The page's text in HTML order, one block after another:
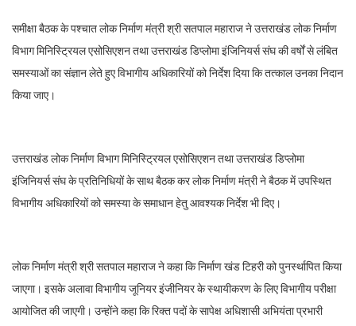
समीक्षा बैठक के पश्चात लोक निर्माण मंत्री श्री सतपाल महाराज ने उत्तराखंड लोक निर्माण
विभाग मिनिस्ट्रियल एसोसिएशन तथा उत्तराखंड डिप्लोमा इंजिनियर्स संघ की वर्षों से लंबित
समस्याओं का संज्ञान लेते हुए विभागीय अधिकारियों को निर्देश दिया कि तत्काल उनका निदान
किया जाए।
उत्तराखंड लोक निर्माण विभाग मिनिस्ट्रियल एसोसिएशन तथा उत्तराखंड डिप्लोमा
इंजिनियर्स संघ के प्रतिनिधियों के साथ बैठक कर लोक निर्माण मंत्री ने बैठक में उपस्थित
विभागीय अधिकारियों को समस्या के समाधान हेतु आवश्यक निर्देश भी दिए।
लोक निर्माण मंत्री श्री सतपाल महाराज ने कहा कि निर्माण खंड टिहरी को पुनर्स्थापित किया
जाएगा। इसके अलावा विभागीय जूनियर इंजीनियर के स्थायीकरण के लिए विभागीय परीक्षा
आयोजित की जाएगी। उन्होंने कहा कि रिक्त पदों के सापेक्ष अधिशासी अभियंता प्रभारी